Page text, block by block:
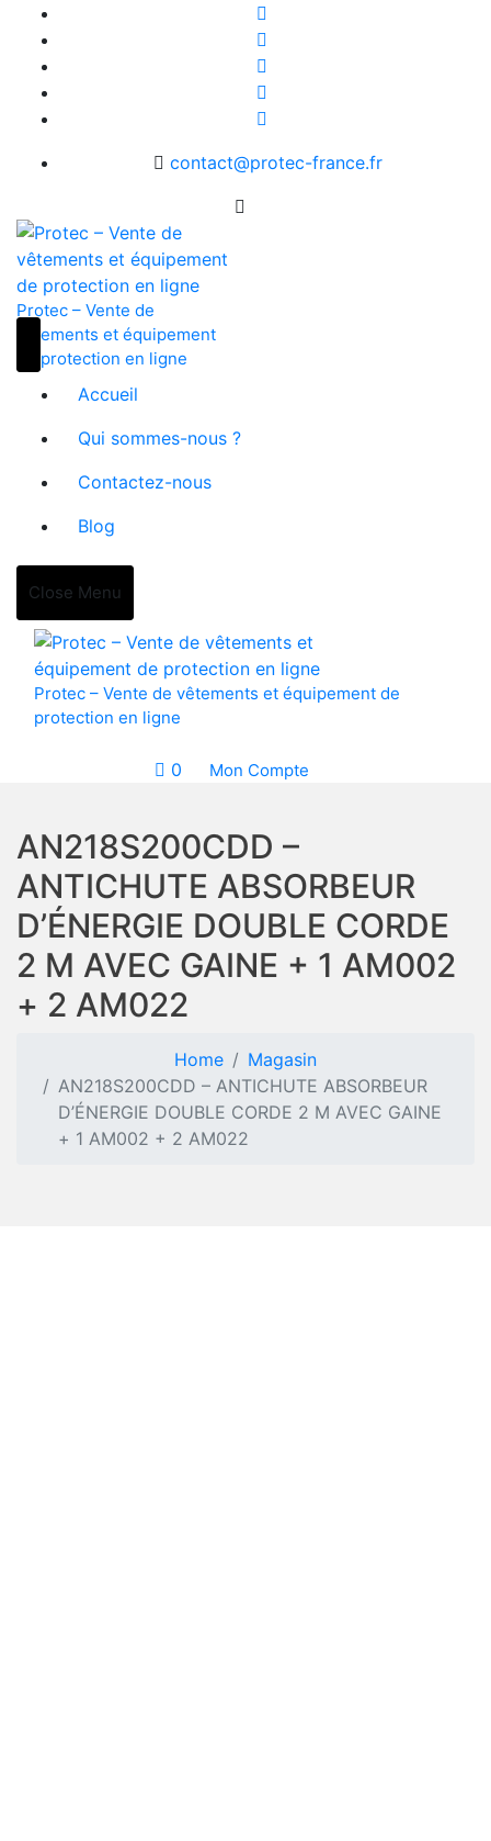
content
contact@protec-france.fr
Protec – Vente de
vêtements et équipement
de protection en ligne
Accueil
Qui sommes-nous ?
Contactez-nous
Blog
Close Menu
Protec – Vente de vêtements et équipement de
protection en ligne
0 Mon Compte
AN218S200CDD –
ANTICHUTE ABSORBEUR
D’ÉNERGIE DOUBLE CORDE
2 M AVEC GAINE + 1 AM002
+ 2 AM022
Home
Magasin
AN218S200CDD – ANTICHUTE ABSORBEUR
D’ÉNERGIE DOUBLE CORDE 2 M AVEC GAINE
+ 1 AM002 + 2 AM022